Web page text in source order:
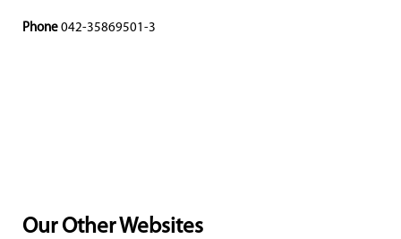
Phone 042-35869501-3
Our Other Websites